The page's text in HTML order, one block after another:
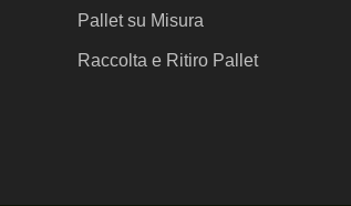
Pallet su Misura
Raccolta e Ritiro Pallet